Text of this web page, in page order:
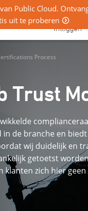
Public Cloud.
uit te proberen
Inloggen
Process
Trust
de branche en
wij duidelijk en
getoetst
zich hier